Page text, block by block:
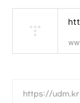
https://udm.kr